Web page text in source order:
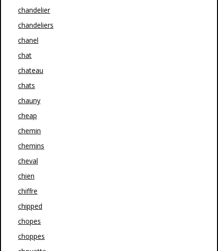
chandelier
chandeliers
chanel
chat
chateau
chats
chauny
cheap
chemin
chemins
cheval
chien
chiffre
chipped
chopes
choppes